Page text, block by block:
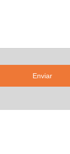
Enviar